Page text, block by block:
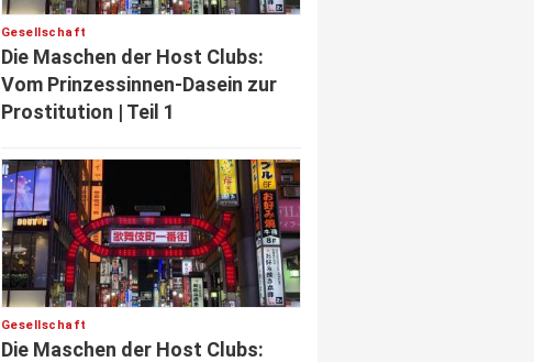
Gesellschaft
Die Maschen der Host Clubs:
Vom Prinzessinnen-Dasein zur
Prostitution | Teil 1
Gesellschaft
Die Maschen der Host Clubs: